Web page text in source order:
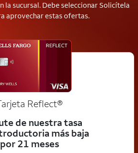
la sucursal. Debe seleccionar Solicítela
aprovechar estas ofertas.
Reflect®
de nuestra tasa
más baja
por 21 meses